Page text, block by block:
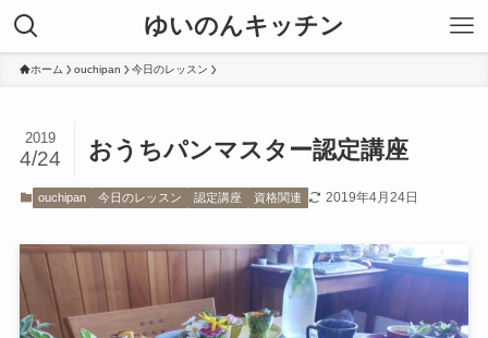
ゆいのんキッチン
ホーム ouchipan 今日のレッスン
おうちパンマスター認定講座
2019
4/24
ouchipan 今日のレッスン 認定講座 資格関連 2019年4月24日